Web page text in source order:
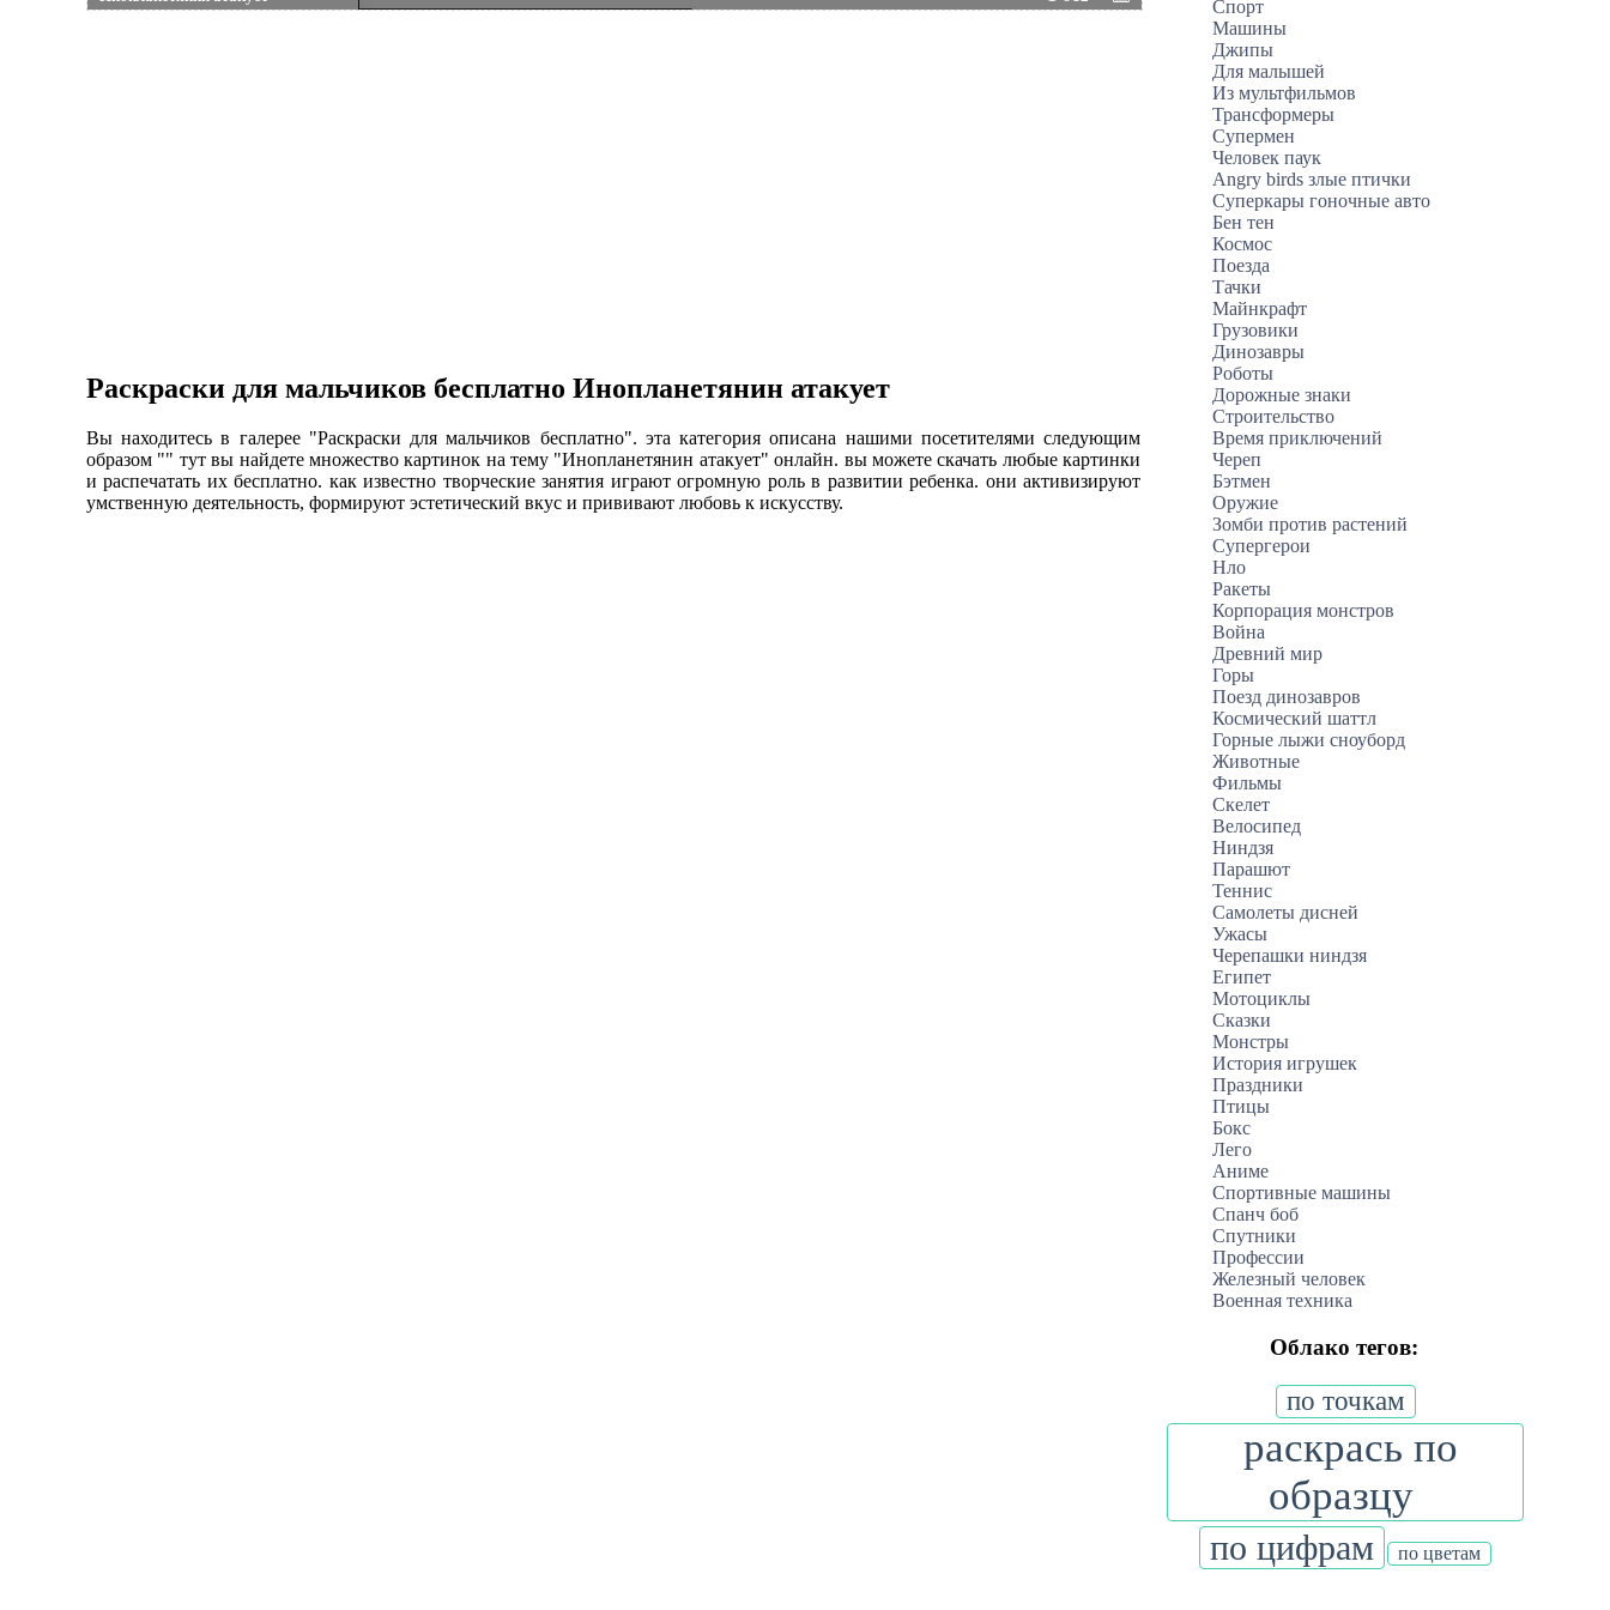
Раскраски для мальчиков бесплатно Инопланетянин атакует
Вы находитесь в галерее "Раскраски для мальчиков бесплатно". эта категория описана нашими посетителями следующим
образом "" тут вы найдете множество картинок на тему "Инопланетянин атакует" онлайн. вы можете скачать любые картинки
и распечатать их бесплатно. как известно творческие занятия играют огромную роль в развитии ребенка. они активизируют
умственную деятельность, формируют эстетический вкус и прививают любовь к искусству.
Спорт
Машины
Джипы
Для малышей
Из мультфильмов
Трансформеры
Супермен
Человек паук
Angry birds злые птички
Суперкары гоночные авто
Бен тен
Космос
Поезда
Тачки
Майнкрафт
Грузовики
Динозавры
Роботы
Дорожные знаки
Строительство
Время приключений
Череп
Бэтмен
Оружие
Зомби против растений
Супергерои
Нло
Ракеты
Корпорация монстров
Война
Древний мир
Горы
Поезд динозавров
Космический шаттл
Горные лыжи сноуборд
Животные
Фильмы
Скелет
Велосипед
Ниндзя
Парашют
Теннис
Самолеты дисней
Ужасы
Черепашки ниндзя
Египет
Мотоциклы
Сказки
Монстры
История игрушек
Праздники
Птицы
Бокс
Лего
Аниме
Спортивные машины
Спанч боб
Спутники
Профессии
Железный человек
Военная техника
Облако тегов:
по точкам
раскрась по
образцу
по цифрам по цветам